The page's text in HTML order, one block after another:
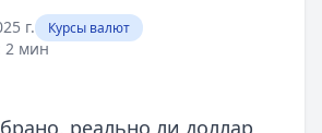
г. Курсы валют
2 мин
реально ли доллар